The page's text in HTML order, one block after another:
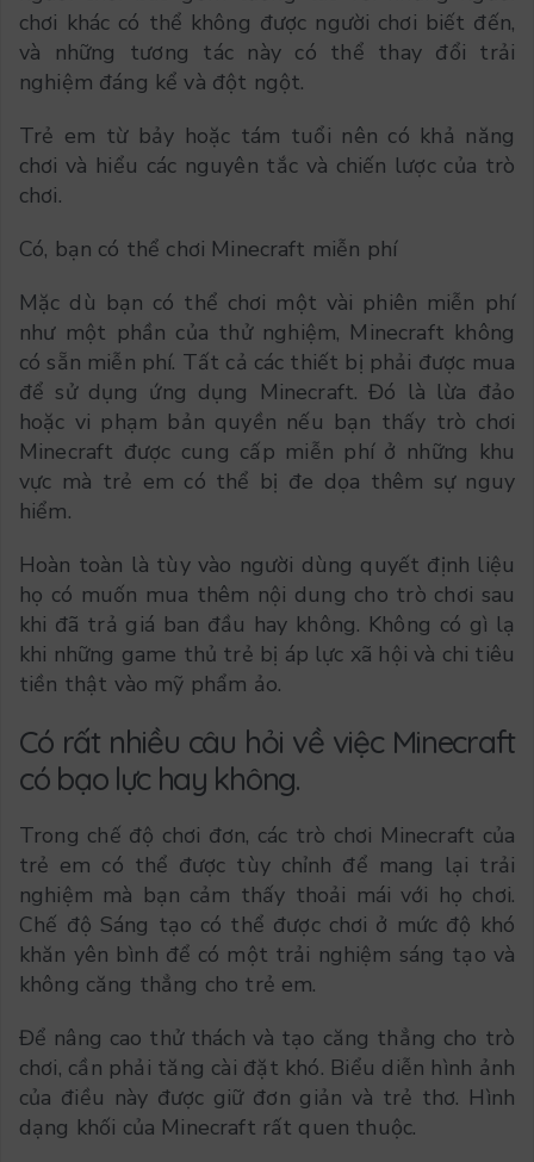
chơi khác có thể không được người chơi biết đến,
và những tương tác này có thể thay đổi trải
nghiệm đáng kể và đột ngột.
Trẻ em từ bảy hoặc tám tuổi nên có khả năng
chơi và hiểu các nguyên tắc và chiến lược của trò
chơi.
Có, bạn có thể chơi Minecraft miễn phí
Mặc dù bạn có thể chơi một vài phiên miễn phí
như một phần của thử nghiệm, Minecraft không
có sẵn miễn phí. Tất cả các thiết bị phải được mua
để sử dụng ứng dụng Minecraft. Đó là lừa đảo
hoặc vi phạm bản quyền nếu bạn thấy trò chơi
Minecraft được cung cấp miễn phí ở những khu
vực mà trẻ em có thể bị đe dọa thêm sự nguy
hiểm.
Hoàn toàn là tùy vào người dùng quyết định liệu
họ có muốn mua thêm nội dung cho trò chơi sau
khi đã trả giá ban đầu hay không. Không có gì lạ
khi những game thủ trẻ bị áp lực xã hội và chi tiêu
tiền thật vào mỹ phẩm ảo.
Có rất nhiều câu hỏi về việc Minecraft
có bạo lực hay không.
Trong chế độ chơi đơn, các trò chơi Minecraft của
trẻ em có thể được tùy chỉnh để mang lại trải
nghiệm mà bạn cảm thấy thoải mái với họ chơi.
Chế độ Sáng tạo có thể được chơi ở mức độ khó
khăn yên bình để có một trải nghiệm sáng tạo và
không căng thẳng cho trẻ em.
Để nâng cao thử thách và tạo căng thẳng cho trò
chơi, cần phải tăng cài đặt khó. Biểu diễn hình ảnh
của điều này được giữ đơn giản và trẻ thơ. Hình
dạng khối của Minecraft rất quen thuộc.